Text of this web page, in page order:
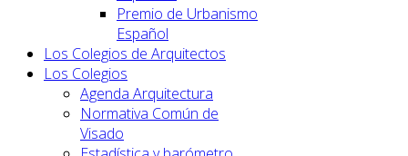
Premio de Urbanismo
Español
Los Colegios de Arquitectos
Los Colegios
Agenda Arquitectura
Normativa Común de
Visado